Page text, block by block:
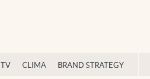
TV CLIMA BRAND STRATEGY